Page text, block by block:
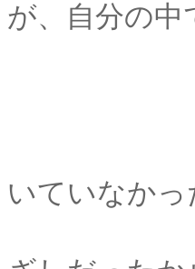
が、自分の
その感情
いていなかっ
それはま